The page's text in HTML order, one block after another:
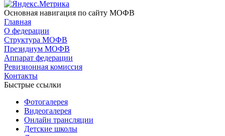
Основная навигация по сайту МОФВ
Главная
О федерации
Структура МОФВ
Президиум МОФВ
Аппарат федерации
Ревизионная комиссия
Контакты
Быстрые ссылки
Фотогалерея
Видеогалерея
Онлайн трансляции
Детские школы